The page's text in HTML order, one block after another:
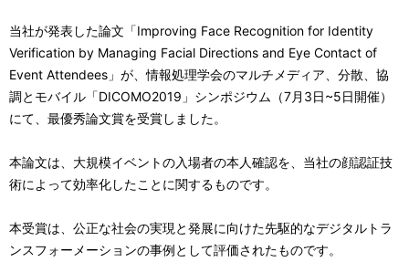
当社が発表した論文「Improving Face Recognition for Identity
Verification by Managing Facial Directions and Eye Contact of
Event Attendees」が、情報処理学会のマルチメディア、分散、協
調とモバイル「DICOMO2019」シンポジウム（7月3日~5日開催）
にて、最優秀論文賞を受賞しました。
本論文は、大規模イベントの入場者の本人確認を、当社の顔認証技
術によって効率化したことに関するものです。
本受賞は、公正な社会の実現と発展に向けた先駆的なデジタルトラ
ンスフォーメーションの事例として評価されたものです。